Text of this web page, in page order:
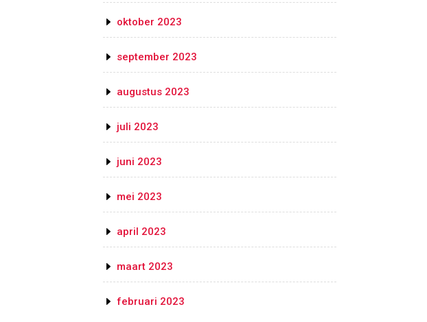
oktober 2023
september 2023
augustus 2023
juli 2023
juni 2023
mei 2023
april 2023
maart 2023
februari 2023